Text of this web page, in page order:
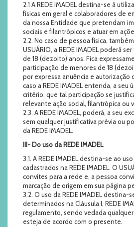
2.1 A REDE IMADEL destina-se à
físicas em geral e colaboradores de
da nossa Entidade que pretendam
sociais e filantrópicos e atuar em
2.2. No caso de pessoa física,
USUÁRIO, a REDE IMADEL poderá
de 18 (dezoito) anos. Fica
participação de menores de 18
por expressa anuência e autorização
caso a REDE IMADEL entenda, a seu
critério, que tal participação se
relevante ação social, filantrópica ou
2.3. A REDE IMADEL, poderá, a seu
sem qualquer justificativa prévia ou
da REDE IMADEL.
III- Do uso da REDE IMADEL
3.1. A REDE IMADEL destina-se ao
cadastrados na REDE IMADEL. O
convites para a rede e, a pessoa
marcação de origem em sua página
3.2. O uso da REDE IMADEL destina-
determinados na Cláusula I, REDE
regulamento, sendo vedada
esteja de acordo com o presente.